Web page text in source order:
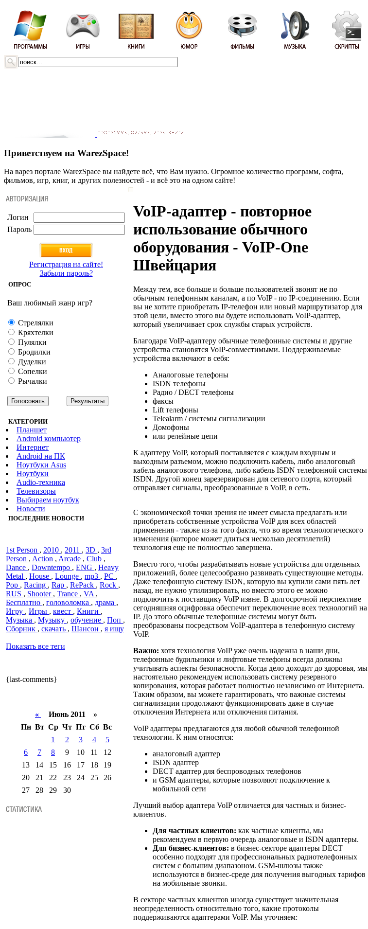
Приветствуем на WarezSpace!
На варез портале WarezSpace вы найдете всё, что Вам нужно. Огромное количество программ, софта,
фильмов, игр, книг, и других полезностей - и всё это на одном сайте!
Логин
Пароль
Регистрация на сайте!
Забыли пароль?
ОПРОС
Ваш любимый жанр игр?
Стрелялки
Кряхтелки
Пулялки
Бродилки
Дуделки
Сопелки
Рычалки
КАТЕГОРИИ
Планшет
Android компьютер
Интернет
Android на ПК
Ноутбуки Asus
Ноутбуки
Audiо-техника
Телевизоры
Выбираем ноутбук
Новости
ПОСЛЕДНИЕ НОВОСТИ
1st Person , 2010 , 2011 , 3D , 3rd
Person , Action , Arcade , Club ,
Dance , Downtempo , ENG , Heavy
Metal , House , Lounge , mp3 , PC ,
Pop , Racing , Rap , RePack , Rock ,
RUS , Shooter , Trance , VA ,
Бесплатно , головоломка , драма ,
Игру , Игры , квест , Книги ,
Музыка , Музыку , обучение , Поп ,
Сборник , скачать , Шансон , я ищу
Показать все теги
{last-comments}
«
Июнь 2011 »
Пн Вт Ср Чт Пт Сб Вс
1
2 3 4
5
6
7 8 9 10 11
12
13
14 15 16 17 18
19
20
21 22 23 24 25
26
27
28 29 30
VoIP-адаптер - повторное
использование обычного
оборудования - VoIP-One
Швейцария
Между тем, все больше и больше пользователей звонят не по
обычным телефонным каналам, а по VoIP - по IP-соединению. Если
вы не хотите приобретать IP-телефон или новый маршрутизатор для
этой цели, вместо этого вы будете использовать VoIP-адаптер,
который увеличивает срок службы старых устройств.
Благодаря VoIP-адаптеру обычные телефонные системы и другие
устройства становятся VoIP-совместимыми. Поддерживаемые
устройства включают в себя:
Аналоговые телефоны
ISDN телефоны
Радио / DECT телефоны
факсы
Lift телефоны
Telealarm / системы сигнализации
Домофоны
или релейные цепи
К адаптеру VoIP, который поставляется с каждым входным и
выходным разъемом, можно подключить кабель, либо аналоговый
кабель аналогового телефона, либо кабель ISDN телефонной системы
ISDN. Другой конец зарезервирован для сетевого порта, который
отправляет сигналы, преобразованные в VoIP, в сеть.
С экономической точки зрения не имеет смысла предлагать или
приобретать собственные устройства VoIP для всех областей
применения - также из-за того факта, что во время технологического
изменения (которое может длиться несколько десятилетий)
технология еще не полностью завершена.
Вместо того, чтобы разрабатывать новые устройства для отдельных
приложений, более целесообразно развивать существующие методы.
Даже телефонную систему ISDN, которую вы купили сами пять лет
назад, не нужно утилизировать, но вместо этого ее можно
подключить к поставщику VoIP извне. В долгосрочной перспективе
сегодняшняя оцифровка обеспечит переключение всех технологий на
IP. До этого обычные телефонные системы могут быть
преобразованы посредством VoIP-адаптера в телефонную систему
VoIP.
Важно: хотя технология VoIP уже очень надежна в наши дни,
телефонные будильники и лифтовые телефоны всегда должны
учитывать аспекты безопасности. Когда дело доходит до здоровья, мы
настоятельно рекомендуем использовать систему резервного
копирования, которая работает полностью независимо от Интернета.
Таким образом, вы можете гарантировать, что важные системы
сигнализации продолжают функционировать даже в случае
отключения Интернета или отключения питания.
VoIP адаптеры предлагаются для любой обычной телефонной
технологии. К ним относятся:
аналоговый адаптер
ISDN адаптер
DECT адаптер для беспроводных телефонов
и GSM адаптеры, которые позволяют подключение к
мобильной сети
Лучший выбор адаптера VoIP отличается для частных и бизнес-
клиентов.
Для частных клиентов: как частные клиенты, мы
рекомендуем в первую очередь аналоговые и ISDN адаптеры.
Для бизнес-клиентов: в бизнес-секторе адаптеры DECT
особенно подходят для профессиональных радиотелефонных
систем с большим диапазоном. GSM-шлюзы также
используются в бизнес-среде для получения выгодных тарифов
на мобильные звонки.
В секторе частных клиентов иногда существует значительная
неопределенность относительно того, какие протоколы
поддерживаются адаптерами VoIP. Мы уточняем: